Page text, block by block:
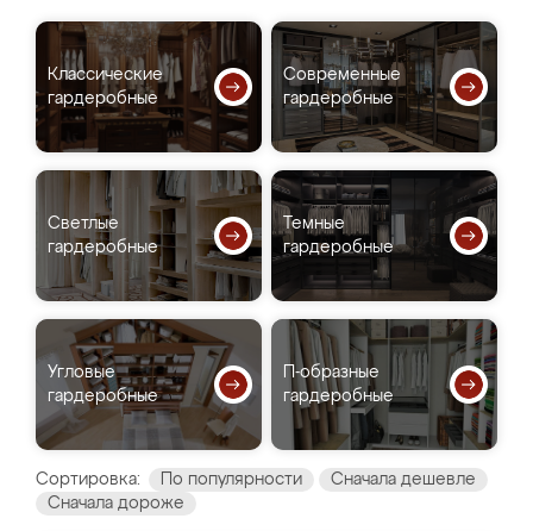
Классические
гардеробные
Современные
гардеробные
Светлые
гардеробные
Темные
гардеробные
Угловые
гардеробные
П-образные
гардеробные
Сортировка: По популярности
Сначала дешевле
Сначала дороже